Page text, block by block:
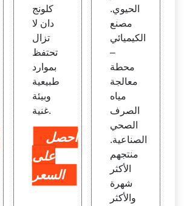
كلونج
دان لا
تزال
تحتفظ
بموارد
طبيعية
وبيئة
غنية.
احصل
على
السعر
الحيوي.
مصنع
الكيميائي
–
محطة
معالجة
مياه
الصرف
الصحي
الصناعية.
منتجهم
الأكثر
شهرة
والأكثر